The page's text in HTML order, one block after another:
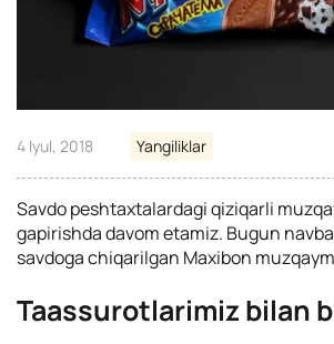
4 Iyul, 2018 Yangiliklar
Savdo peshtaxtalardagi qiziqarli
gapirishda davom etamiz. Bugun
savdoga chiqarilgan Maxibon
Taassurotlarimiz bilan